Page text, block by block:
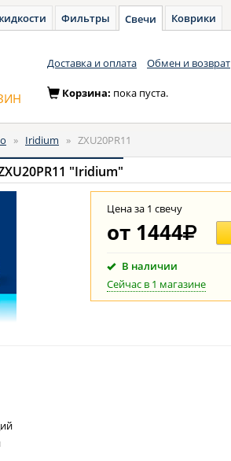
Фильтры Свечи Коврики
Доставка и оплата Обмен и возврат
Корзина: пока пуста.
» Iridium » ZXU20PR11
"Iridium"
Цена за 1 свечу
от 1444
В наличии
Сейчас в 1 магазине